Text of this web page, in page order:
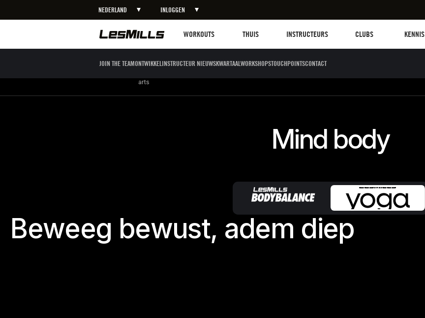
NEDERLAND INLOGGEN
WORKOUTS
THUIS
INSTRUCTEURS
CLUBS
KENNIS
JOIN THE TEAMONTWIKKELINSTRUCTEUR NIEUWSKWARTAALWORKSHOPSTOUCHPOINTSCONTACT
arts
Mind body
Beweeg bewust, adem diep
Beweeg bewust, adem diep